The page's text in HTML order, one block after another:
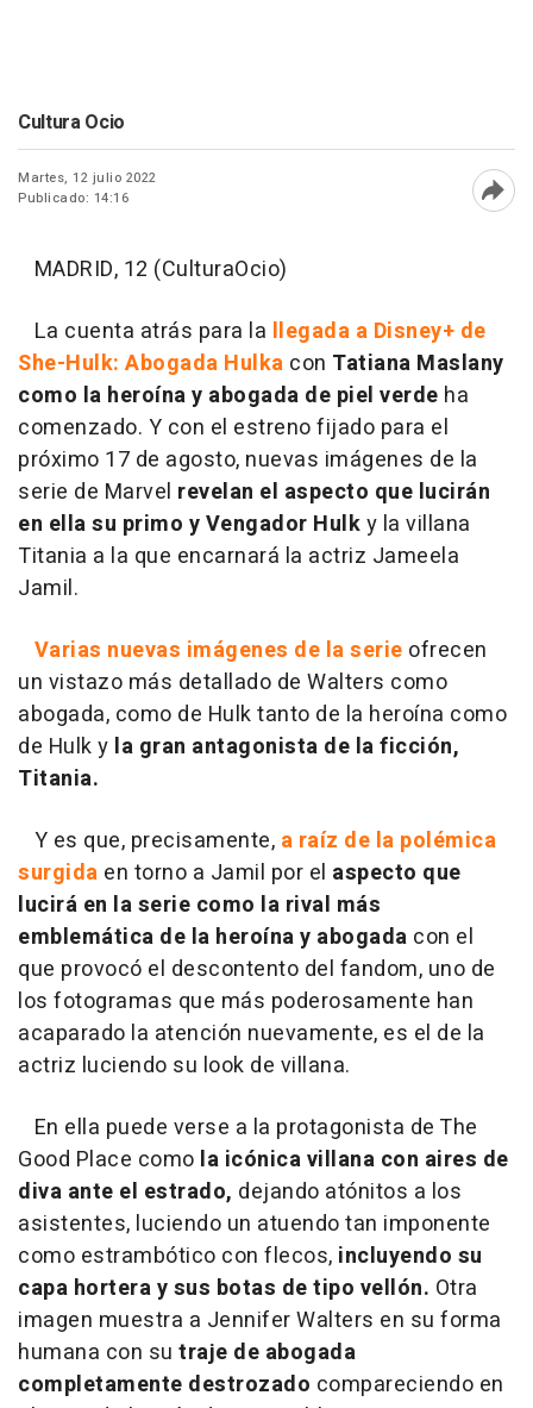
Cultura Ocio
Martes, 12 julio 2022
Publicado: 14:16
MADRID, 12 (CulturaOcio)
La cuenta atrás para la llegada a Disney+ de
She-Hulk: Abogada Hulka con Tatiana Maslany
como la heroína y abogada de piel verde ha
comenzado. Y con el estreno fijado para el
próximo 17 de agosto, nuevas imágenes de la
serie de Marvel revelan el aspecto que lucirán
en ella su primo y Vengador Hulky la villana
Titania a la que encarnará la actriz Jameela
Jamil.
Varias nuevas imágenes de la serie ofrecen
un vistazo más detallado de Walters como
abogada, como de Hulk tanto de la heroína como
de Hulk y la gran antagonista de la ficción,
Titania.
Y es que, precisamente, a raíz de la polémica
surgida en torno a Jamil por el aspecto que
lucirá en la serie como la rival más
emblemática de la heroína y abogada con el
que provocó el descontento del fandom, uno de
los fotogramas que más poderosamente han
acaparado la atención nuevamente, es el de la
actriz luciendo su look de villana.
En ella puede verse a la protagonista de The
Good Place como la icónica villana con aires de
diva ante el estrado, dejando atónitos a los
asistentes, luciendo un atuendo tan imponente
como estrambótico con flecos, incluyendo su
capa hortera y sus botas de tipo vellón. Otra
imagen muestra a Jennifer Walters en su forma
humana con su traje de abogada
completamente destrozado compareciendo en